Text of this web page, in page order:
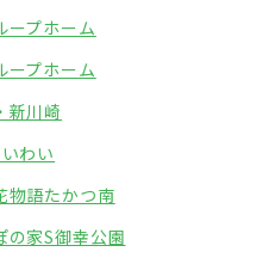
ープホーム
ープホーム
新川崎
わい
物語たかつ南
の家S御幸公園